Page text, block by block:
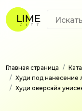
Главная страница
Худи под нанесение
Худи оверсайз